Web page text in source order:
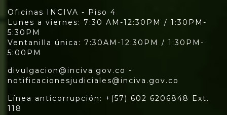
Oficinas INCIVA - Piso 4
Lunes a viernes: 7:30 AM-12:30PM / 1:30PM-
5:30PM
Ventanilla única: 7:30AM-12:30PM / 1:30PM-
5:00PM
divulgacion@inciva.gov.co -
notificacionesjudiciales@inciva.gov.co
Línea anticorrupción: +(57) 602 6206848 Ext.
118